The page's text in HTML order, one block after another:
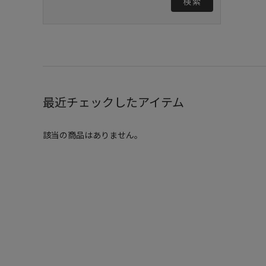
最近チェックしたアイテム
該当の商品はありません。